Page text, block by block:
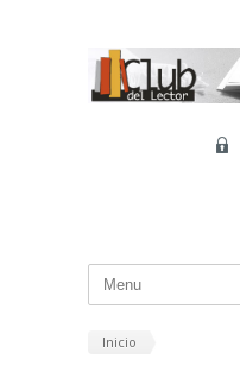
Inicio